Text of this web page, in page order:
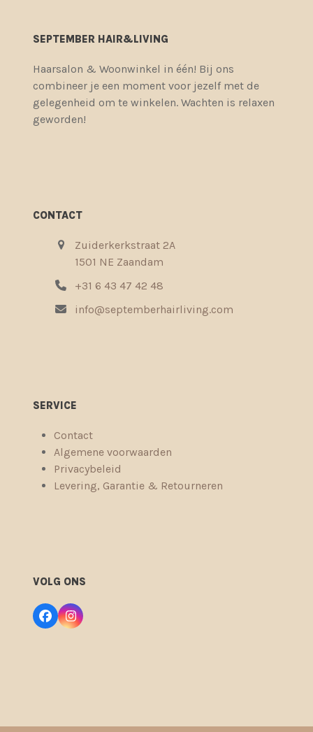
SEPTEMBER HAIR&LIVING
Haarsalon & Woonwinkel in één! Bij ons
combineer je een moment voor jezelf met de
gelegenheid om te winkelen. Wachten is relaxen
geworden!
CONTACT
Zuiderkerkstraat 2A
1501 NE Zaandam
+31 6 43 47 42 48
info@septemberhairliving.com
SERVICE
Contact
Algemene voorwaarden
Privacybeleid
Levering, Garantie & Retourneren
VOLG ONS
FacebookInstagram